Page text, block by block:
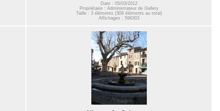
Date : 05/03/2012
Propriétaire : Administrateur de Gallery
Taille : 3 éléments (308 éléments au total)
Affichages : 596303